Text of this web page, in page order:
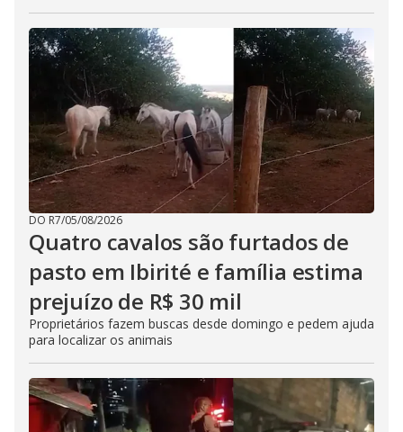
DO R7/05/08/2026
Quatro cavalos são furtados de
pasto em Ibirité e família estima
prejuízo de R$ 30 mil
Proprietários fazem buscas desde domingo e pedem ajuda
para localizar os animais